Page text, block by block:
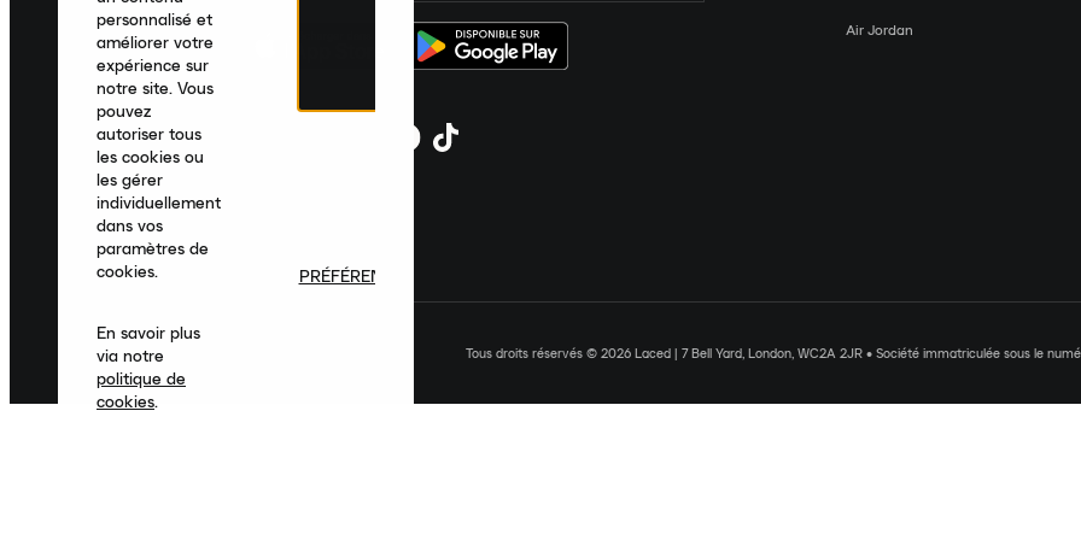
Air Jordan
Tous droits réservés © 2026 Laced | 7 Bell Yard, London, WC2A 2JR • Société immatriculée sous le
personnalisé et
améliorer votre
expérience sur
notre site. Vous
pouvez
autoriser tous
les cookies ou
les gérer
individuellement
dans vos
paramètres de
cookies.
En savoir plus
via notre
politique de
cookies.
PRÉFÉRENCES